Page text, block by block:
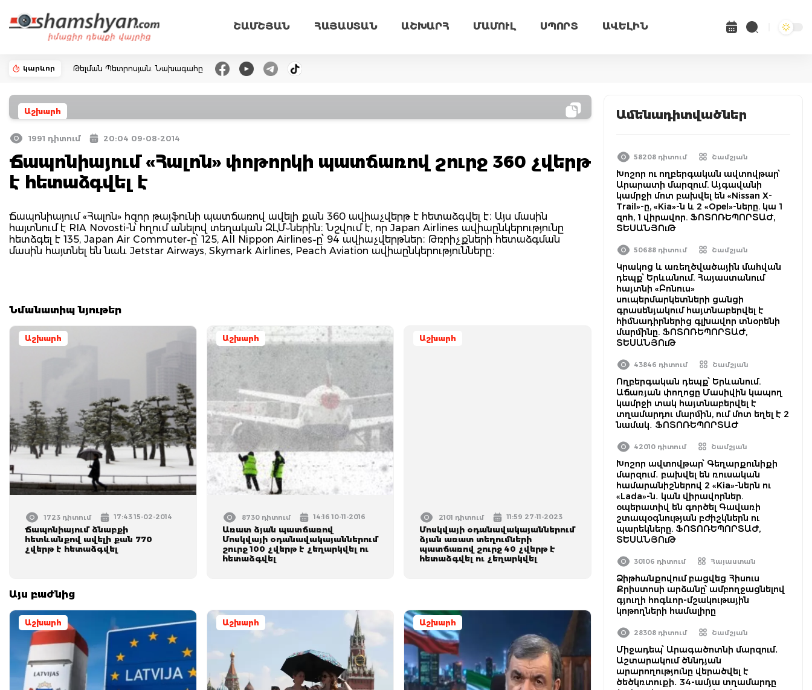
ՇԱՄՇՅԱՆ ՀԱՅԱՍՏԱՆ ԱՇԽԱՐՀ ՄԱՄՈՒԼ ՍՊՈՐՏ ԱՎԵԼԻՆ
կարևոր Թելման Պետրոսյան. Նախագահը
Աշխարհ
1991 դիտում 20:04 09-08-2014
Ճապոնիայում «Հալոն» փոթորկի պատճառով շուրջ 360 չվերթ
է հետաձգվել է
Ճապոնիայում «Հալոն» հզոր թայֆունի պատճառով ավելի քան 360 ավիաչվերթ է հետաձգվել է։ Այս մասին
հայտնում է RIA Novosti-ն՝ հղում անելով տեղական ԶԼՄ֊ներին։ Նշվում է, որ Japan Airlines ավիաընկերությունը
հետձգել է 135, Japan Air Commuter֊ը՝ 125, All Nippon Airlines֊ը՝ 94 ավիաչվերթներ։ Թռրիչքների հետաձգման
մասին հայտնել են նաև Jetstar Airways, Skymark Airlines, Peach Aviation ավիաընկերությունները։
Նմանատիպ նյութեր
Աշխարհ
1723 դիտում 17:43 15-02-2014
Ճապոնիայում ձնաբքի
հետևանքով ավելի քան 770
չվերթ է հետաձգվել
Աշխարհ
8730 դիտում 14:16 10-11-2016
Առատ ձյան պատճառով
Մոսկվայի օդանավակայաններում
շուրջ 100 չվերթ է չեղարկվել ու
հետաձգվել
Աշխարհ
2101 դիտում 11:59 27-11-2023
Մոսկվայի օդանավակայաններում
ձյան առատ տեղումների
պատճառով շուրջ 40 չվերթ է
հետաձգվել ու չեղարկվել
Այս բաժնից
Աշխարհ Աշխարհ Աշխարհ
Ամենադիտվածներ
58208 դիտում Շամշյան
Խոշոր ու ողբերգական ավտովթար՝
Արարատի մարզում. Այգավանի
կամրջի մոտ բախվել են «Nissan X-
Trail»-ը, «Kia»-ն և 2 «Opel»-ները. կա 1
զոհ, 1 վիրավոր. ՖՈՏՈՌԵՊՈՐՏԱԺ,
ՏԵՍԱՆՅՈւԹ
50688 դիտում Շամշյան
Կրակոց և առեղծվածային մահվան
դեպք՝ Երևանում. Հայաստանում
հայտնի «Բոնուս»
սուպերմարկետների ցանցի
գրասենյակում հայտնաբերվել է
հիմնադիրներից գլխավոր տնօրենի
մարմինը. ՖՈՏՈՌԵՊՈՐՏԱԺ,
ՏԵՍԱՆՅՈւԹ
43846 դիտում Շամշյան
Ողբերգական դեպք՝ Երևանում.
Աճառյան փողոցը Մասիվին կապող
կամրջի տակ հայտնաբերվել է
տղամարդու մարմին, ում մոտ եղել է 2
նամակ․ ՖՈՏՈՌԵՊՈՐՏԱԺ
42010 դիտում Շամշյան
Խոշոր ավտովթար՝ Գեղարքունիքի
մարզում․ բախվել են ռուսական
համարանիշներով 2 «Kia»-ներն ու
«Lada»-ն․ կան վիրավորներ.
օպերատիվ են գործել Գավառի
շտապօգնության բժիշկներն ու
պարեկները. ՖՈՏՈՌԵՊՈՐՏԱԺ,
ՏԵՍԱՆՅՈւԹ
30106 դիտում Հայաստան
Ձիթհանքովում բացվեց Հիսուս
Քրիստոսի արձանը՝ ամբողջացնելով
գյուղի հոգևոր-մշակութային
կոթողների համալիրը
28308 դիտում Շամշյան
Միջադեպ՝ Արագածոտնի մարզում․
Աշտարակում ծննդյան
արարողությունը վերածվել է
ծեծկռտուքի․ 34-ամյա տղամարդը